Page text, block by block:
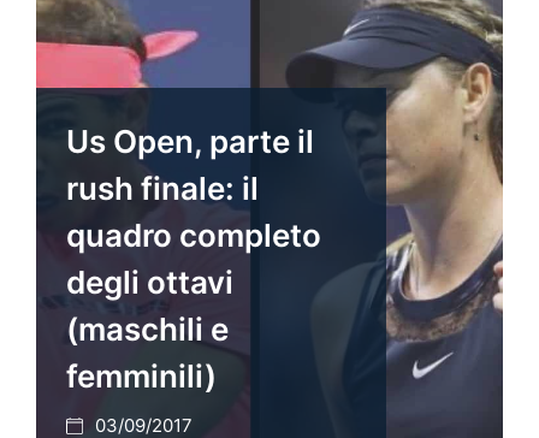
Us Open, parte il
rush finale: il
quadro completo
degli ottavi
(maschili e
femminili)
03/09/2017